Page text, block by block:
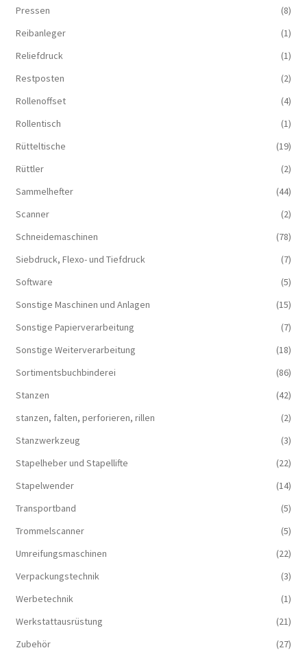
Pressen
(8)
Reibanleger
(1)
Reliefdruck
(1)
Restposten
(2)
Rollenoffset
(4)
Rollentisch
(1)
Rütteltische
(19)
Rüttler
(2)
Sammelhefter
(44)
Scanner
(2)
Schneidemaschinen
(78)
Siebdruck, Flexo- und Tiefdruck
(7)
Software
(5)
Sonstige Maschinen und Anlagen
(15)
Sonstige Papierverarbeitung
(7)
Sonstige Weiterverarbeitung
(18)
Sortimentsbuchbinderei
(86)
Stanzen
(42)
stanzen, falten, perforieren, rillen
(2)
Stanzwerkzeug
(3)
Stapelheber und Stapellifte
(22)
Stapelwender
(14)
Transportband
(5)
Trommelscanner
(5)
Umreifungsmaschinen
(22)
Verpackungstechnik
(3)
Werbetechnik
(1)
Werkstattausrüstung
(21)
Zubehör
(27)